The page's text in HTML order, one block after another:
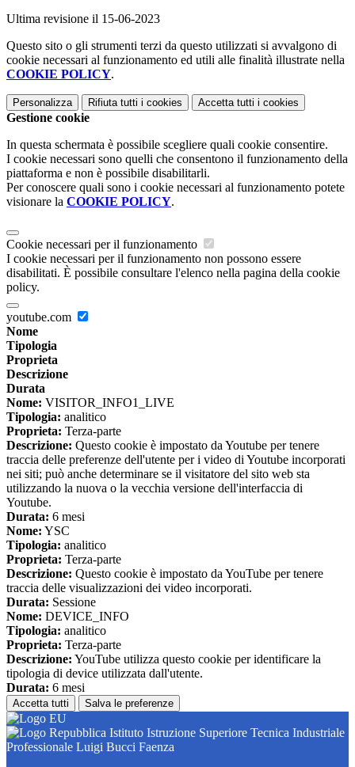
Ultima revisione il 15-06-2023
Questo sito o gli strumenti terzi da questo utilizzati si avvalgono di
cookie necessari al funzionamento ed utili alle finalità illustrate nella
COOKIE POLICY.
Personalizza Rifiuta tutti i cookies Accetta tutti i cookies
Gestione cookie
In questa schermata è possibile scegliere quali cookie consentire.
I cookie necessari sono quelli che consentono il funzionamento della
piattaforma e non è possibile disabilitarli.
Per conoscere quali sono i cookie necessari al funzionamento potete
visionare la COOKIE POLICY.
Cookie necessari per il funzionamento
I cookie necessari per il funzionamento non possono essere
disabilitati. È possibile consultare l'elenco nella pagina della cookie
policy.
youtube.com
Nome
Tipologia
Proprieta
Descrizione
Durata
Nome: VISITOR_INFO1_LIVE
Tipologia: analitico
Proprieta: Terza-parte
Descrizione: Questo cookie è impostato da Youtube per tenere
traccia delle preferenze dell'utente per i video di Youtube incorporati
nei siti; può anche determinare se il visitatore del sito web sta
utilizzando la nuova o la vecchia versione dell'interfaccia di
Youtube.
Durata: 6 mesi
Nome: YSC
Tipologia: analitico
Proprieta: Terza-parte
Descrizione: Questo cookie è impostato da YouTube per tenere
traccia delle visualizzazioni dei video incorporati.
Durata: Sessione
Nome: DEVICE_INFO
Tipologia: analitico
Proprieta: Terza-parte
Descrizione: YouTube utilizza questo cookie per identificare la
tipologia di device utilizzata dall'utente.
Durata: 6 mesi
Accetta tutti Salva le preferenze
Istituto Istruzione Superiore Tecnica Industriale
Professionale Luigi Bucci Faenza